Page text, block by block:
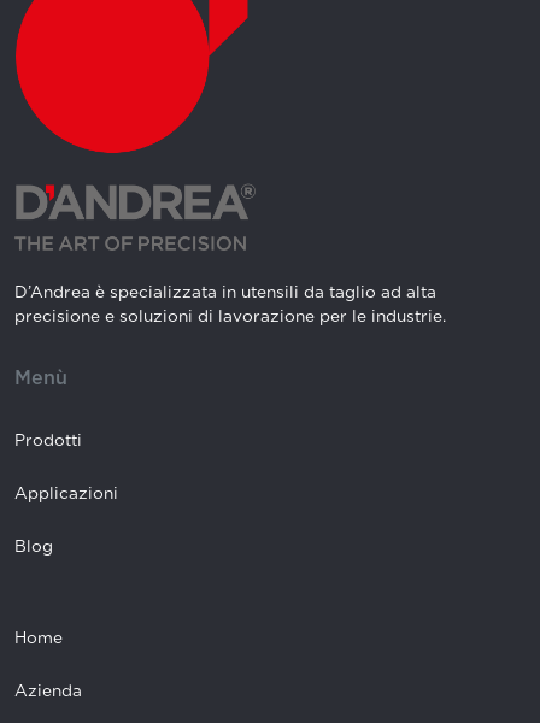
D’Andrea è specializzata in utensili da taglio ad alta
precisione e soluzioni di lavorazione per le industrie.
Menù
Prodotti
Applicazioni
Blog
Home
Azienda